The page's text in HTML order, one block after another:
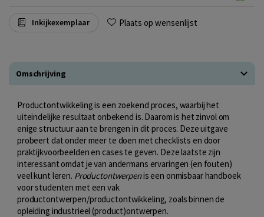
Inkijkexemplaar Plaats op wensenlijst
Omschrijving
Productontwikkeling is een zoekend proces, waarbij het
uiteindelijke resultaat onbekend is. Daarom is het zinvol om
enige structuur aan te brengen in dit proces. Deze uitgave
probeert dat onder meer te doen met checklists en door
praktijkvoorbeelden en cases te geven. Deze laatste zijn
interessant omdat je van andermans ervaringen (en fouten)
veel kunt leren. Productontwerpenis een onmisbaar handboek
voor studenten met een vak
productontwerpen/productontwikkeling, zoals binnen de
opleiding industrieel (product)ontwerpen.